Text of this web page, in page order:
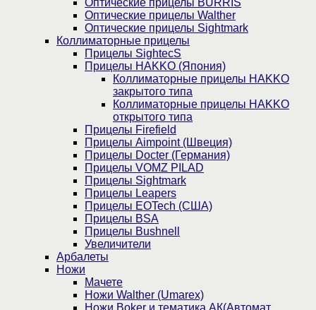
Оптические прицелы BURRIS
Оптические прицелы Walther
Оптические прицелы Sightmark
Коллиматорные прицелы
Прицелы SightecS
Прицелы HAKKO (Япония)
Коллиматорные прицелы HAKKO
закрытого типа
Коллиматорные прицелы HAKKO
открытого типа
Прицелы Firefield
Прицелы Aimpoint (Швеция)
Прицелы Docter (Германия)
Прицелы VOMZ PILAD
Прицелы Sightmark
Прицелы Leapers
Прицелы EOTech (США)
Прицелы BSA
Прицелы Bushnell
Увеличители
Арбалеты
Ножи
Мачете
Ножи Walther (Umarex)